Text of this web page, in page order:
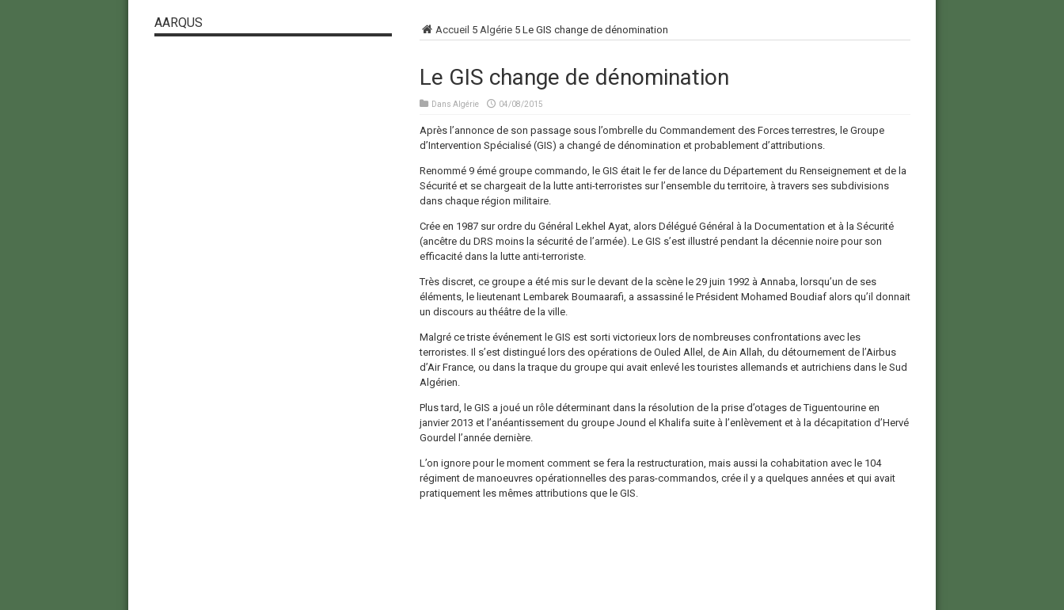
Accueil 5 Algérie5 Le GIS change de dénomination
Le GIS change de dénomination
Dans Algérie 04/08/2015
Après l’annonce de son passage sous l’ombrelle du Commandement des Forces terrestres, le Groupe
d’Intervention Spécialisé (GIS) a changé de dénomination et probablement d’attributions.
Renommé 9 émé groupe commando, le GIS était le fer de lance du Département du Renseignement et de la
Sécurité et se chargeait de la lutte anti-terroristes sur l’ensemble du territoire, à travers ses subdivisions
dans chaque région militaire.
Crée en 1987 sur ordre du Général Lekhel Ayat, alors Délégué Général à la Documentation et à la Sécurité
(ancêtre du DRS moins la sécurité de l’armée). Le GIS s’est illustré pendant la décennie noire pour son
efficacité dans la lutte anti-terroriste.
Très discret, ce groupe a été mis sur le devant de la scène le 29 juin 1992 à Annaba, lorsqu’un de ses
éléments, le lieutenant Lembarek Boumaarafi, a assassiné le Président Mohamed Boudiaf alors qu’il donnait
un discours au théâtre de la ville.
Malgré ce triste événement le GIS est sorti victorieux lors de nombreuses confrontations avec les
terroristes. Il s’est distingué lors des opérations de Ouled Allel, de Ain Allah, du détournement de l’Airbus
d’Air France, ou dans la traque du groupe qui avait enlevé les touristes allemands et autrichiens dans le Sud
Algérien.
Plus tard, le GIS a joué un rôle déterminant dans la résolution de la prise d’otages de Tiguentourine en
janvier 2013 et l’anéantissement du groupe Jound el Khalifa suite à l’enlèvement et à la décapitation d’Hervé
Gourdel l’année dernière.
L’on ignore pour le moment comment se fera la restructuration, mais aussi la cohabitation avec le 104
régiment de manoeuvres opérationnelles des paras-commandos, crée il y a quelques années et qui avait
pratiquement les mêmes attributions que le GIS.
AARQUS